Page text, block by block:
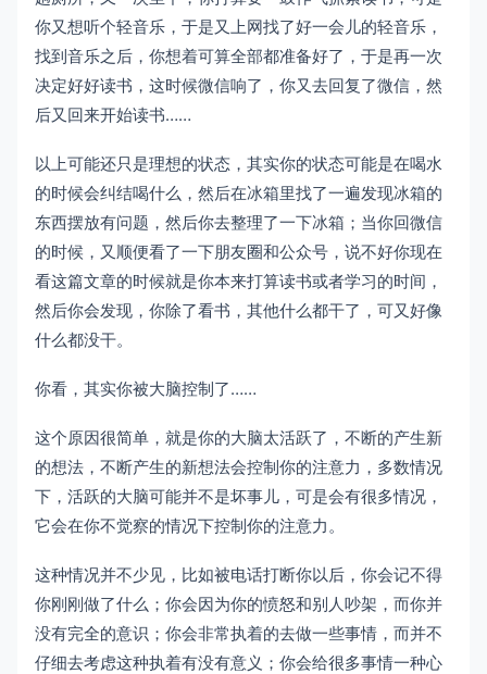
你又想听个轻音乐，于是又上网找了好一会儿的轻音乐，
找到音乐之后，你想着可算全部都准备好了，于是再一次
决定好好读书，这时候微信响了，你又去回复了微信，然
后又回来开始读书……
以上可能还只是理想的状态，其实你的状态可能是在喝水
的时候会纠结喝什么，然后在冰箱里找了一遍发现冰箱的
东西摆放有问题，然后你去整理了一下冰箱；当你回微信
的时候，又顺便看了一下朋友圈和公众号，说不好你现在
看这篇文章的时候就是你本来打算读书或者学习的时间，
然后你会发现，你除了看书，其他什么都干了，可又好像
什么都没干。
你看，其实你被大脑控制了……
这个原因很简单，就是你的大脑太活跃了，不断的产生新
的想法，不断产生的新想法会控制你的注意力，多数情况
下，活跃的大脑可能并不是坏事儿，可是会有很多情况，
它会在你不觉察的情况下控制你的注意力。
这种情况并不少见，比如被电话打断你以后，你会记不得
你刚刚做了什么；你会因为你的愤怒和别人吵架，而你并
没有完全的意识；你会非常执着的去做一些事情，而并不
仔细去考虑这种执着有没有意义；你会给很多事情一种心